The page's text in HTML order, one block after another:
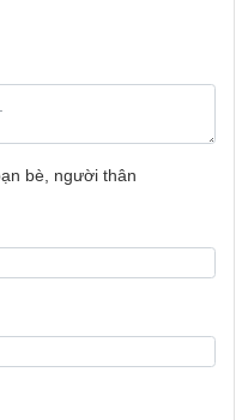
lên tầm cao mới
sâu lắng, mạnh mẽ.
nhạc, thêm 6 giờ với
bè, người thân